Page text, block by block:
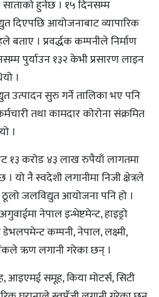
हुनेछ । १५ दिनसम्म
दिएपछि आयोजनाबाट व्यापारिक
। प्रवर्द्धक कम्पनीले निर्माण
पुर्याउन १३२ केभी प्रसारण लाइन
।
उत्पादन सुरु गर्ने तालिका भए पनि
तथा कामदार कोरोना संक्रमित
।
१३ करोड ४३ लाख रुपैयाँ लागतमा
यो नै स्वदेशी लगानीमा निजी क्षेत्रले
जलविद्युत आयोजना पनि हो ।
नेपाल इन्भेष्टमेन्ट, हाइड्रो
डेभलपमेन्ट कम्पनी, नेपाल, लक्ष्मी,
ऋण लगानी गरेका छन् ।
समूह, किया मोटर्स, सिटी